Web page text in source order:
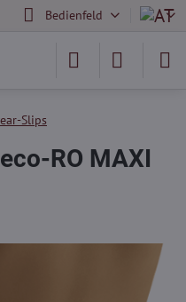
Bedienfeld
Slips
RO MAXI